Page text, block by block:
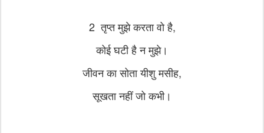
2 तृप्त मुझे करता वो है,
कोई घटी है न मुझे।
जीवन का सोता यीशु मसीह,
सूखता नहीं जो कभी।